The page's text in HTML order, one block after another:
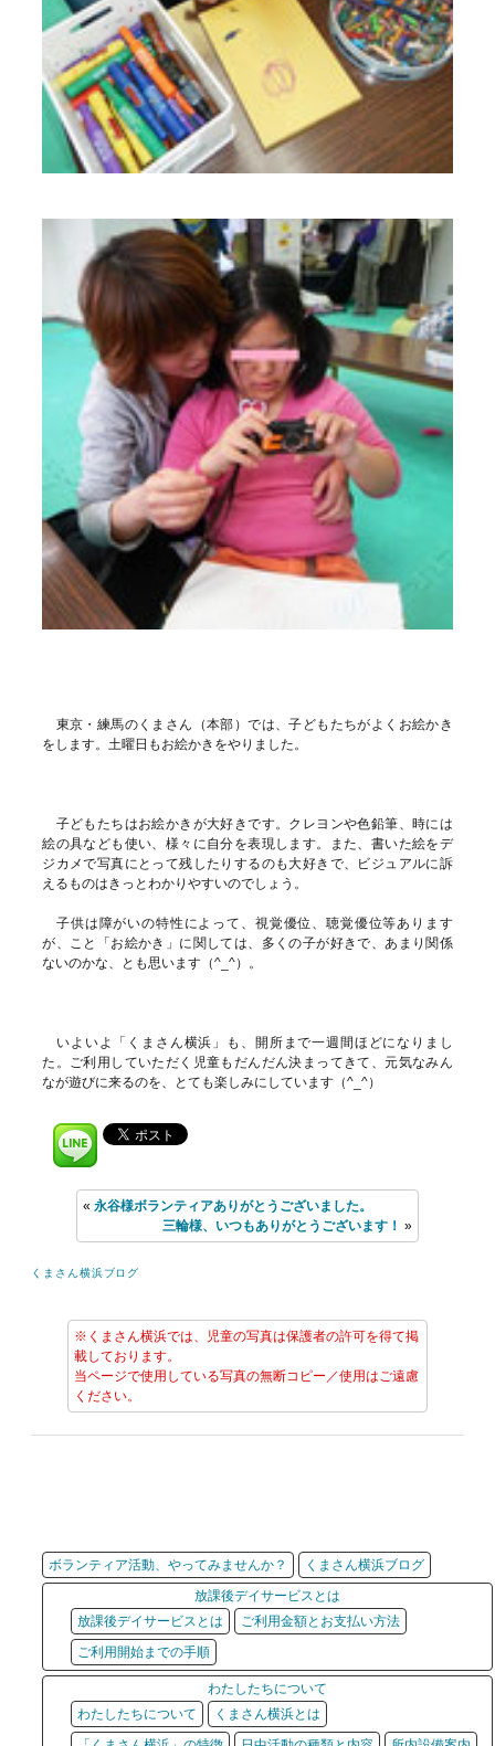
東京・練馬のくまさん（本部）では、子どもたちがよくお絵かき
をします。土曜日もお絵かきをやりました。
子どもたちはお絵かきが大好きです。クレヨンや色鉛筆、時には
絵の具なども使い、様々に自分を表現します。また、書いた絵をデ
ジカメで写真にとって残したりするのも大好きで、ビジュアルに訴
えるものはきっとわかりやすいのでしょう。
子供は障がいの特性によって、視覚優位、聴覚優位等あります
が、こと「お絵かき」に関しては、多くの子が好きで、あまり関係
ないのかな、とも思います（^_^）。
いよいよ「くまさん横浜」も、開所まで一週間ほどになりまし
た。ご利用していただく児童もだんだん決まってきて、元気なみん
なが遊びに来るのを、とても楽しみにしています（^_^）
«永谷様ボランティアありがとうございました。
三輪様、いつもありがとうございます！ »
くまさん横浜ブログ
※くまさん横浜では、児童の写真は保護者の許可を得て掲
載しております。
当ページで使用している写真の無断コピー／使用はご遠慮
ください。
ボランティア活動、やってみませんか？
くまさん横浜ブログ
放課後デイサービスとは
放課後デイサービスとは
ご利用金額とお支払い方法
ご利用開始までの手順
わたしたちについて
わたしたちについて
くまさん横浜とは